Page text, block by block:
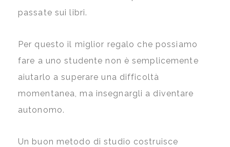
passate sui libri.
Per questo il miglior regalo che possiamo
fare a uno studente non è semplicemente
aiutarlo a superare una difficoltà
momentanea, ma insegnargli a diventare
autonomo.
Un buon metodo di studio costruisce